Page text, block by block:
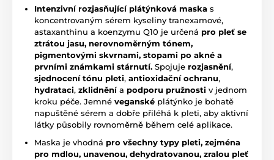
Intenzivní rozjasňující plátýnková maska s
koncentrovaným sérem kyseliny tranexamové,
astaxanthinu a koenzymu Q10 je určená pro pleť se
ztrátou jasu, nerovnoměrným tónem,
pigmentovými skvrnami, stopami po akné a
prvními známkami stárnutí. Spojuje rozjasnění,
sjednocení tónu pleti, antioxidační ochranu,
hydrataci, zklidněnía podporu pružnosti v jednom
kroku péče. Jemné veganské plátýnko je bohatě
napuštěné sérem a dobře přiléhá k pleti, aby aktivní
látky působily rovnoměrně během celé aplikace.
Maska je vhodná pro všechny typy pleti, zejména
pro mdlou, unavenou, dehydratovanou, zralou pleť